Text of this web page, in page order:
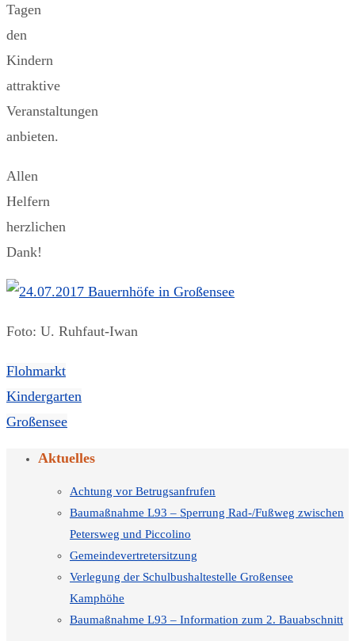
Tagen
den
Kindern
attraktive
Veranstaltungen
anbieten.
Allen
Helfern
herzlichen
Dank!
Foto: U. Ruhfaut-Iwan
Flohmarkt
Kindergarten
Großensee
Aktuelles
Achtung vor Betrugsanfrufen
Baumaßnahme L93 – Sperrung Rad-/Fußweg zwischen
Petersweg und Piccolino
Gemeindevertretersitzung
Verlegung der Schulbushaltestelle Großensee
Kamphöhe
Baumaßnahme L93 – Information zum 2. Bauabschnitt